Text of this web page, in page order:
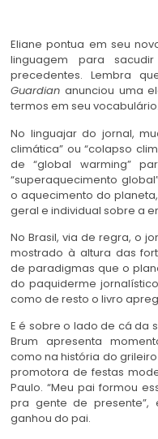
Eliane pontua em seu
linguagem para
precedentes. Lembra
Guardiananunciou uma
termos em seu vocabulário.
No linguajar do jornal,
climática” ou “colapso
de “global warming”
“superaquecimento
o aquecimento do
geral e individual sobre a
No Brasil, via de regra, o
mostrado à altura das
de paradigmas que o
do paquiderme
como de resto o livro
E é sobre o lado de cá da
Brum apresenta
como na história do
promotora de festas
Paulo. “Meu pai formou
pra gente de
ganhou do pai.